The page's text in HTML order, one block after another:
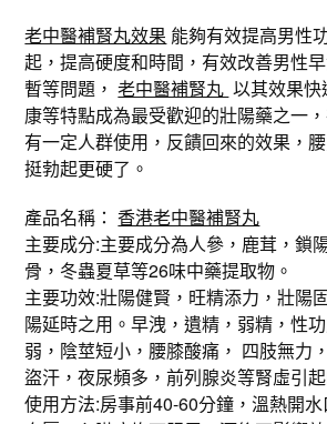
老中醫補腎丸效果 能夠有效提高男性
起，提高硬度和時間，有效改善男性
暫等問題，老中醫補腎丸 以其效果
康等特點成為最受歡迎的壯陽藥之一
有一定人群使用，反饋回來的效果，
挺勃起更硬了。
產品名稱：香港老中醫補腎丸
主要成分:主要成分為人參，鹿茸，鎖
骨，冬蟲夏草等26味中藥提取物。
主要功效:壯陽健賢，旺精添力，壯陽
陽延時之用。早洩，遺精，弱精，性
弱，陰莖短小，腰膝酸痛， 四肢無力
盜汗，夜尿頻多，前列腺炎等腎虛引
使用方法:房事前40-60分鐘，溫熱開